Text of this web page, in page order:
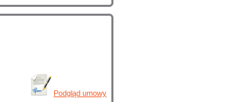
Podgląd umowy